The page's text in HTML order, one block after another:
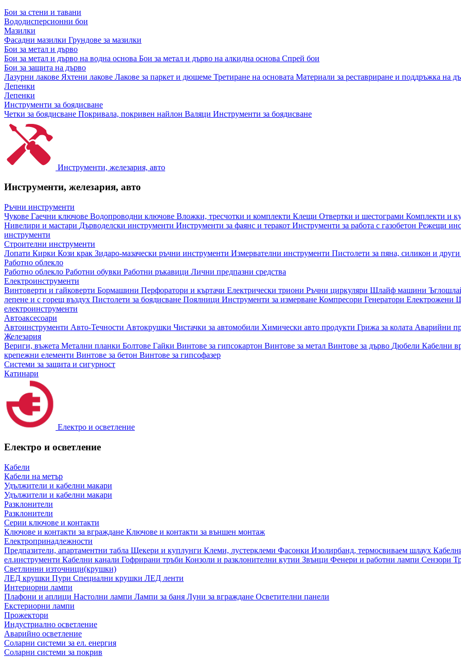
Бои за стени и тавани
Вододисперсионни бои
Мазилки
Фасадни мазилки Грундове за мазилки
Бои за метал и дърво
Бои за метал и дърво на водна основа Бои за метал и дърво на алкидна основа Спрей бои
Бои за защита на дърво
Лазурни лакове Яхтени лакове Лакове за паркет и дюшеме Третиране на основата Материали за реставриране и поддръжка на
Лепенки
Лепенки
Инструменти за боядисване
Четки за боядисване Покривала, покривен найлон Валяци Инструменти за боядисване
Инструменти, железария, авто
Инструменти, железария, авто
Ръчни инструменти
Чукове Гаечни ключове Водопроводни ключове Вложки, тресчотки и комплекти Клещи Отвертки и шестограми Комплекти и
Нивелири и мастари Дърводелски инструменти Инструменти за фаянс и теракот Инструменти за работа с газобетон Режещи
инструменти
Строителни инструменти
Лопати Кирки Кози крак Зидаро-мазачески ръчни инструменти Измервателни инструменти Пистолети за пяна, силикон и
Работно облекло
Работно облекло Работни обувки Работни ръкавици Лични предпазни средства
Електроинструменти
Винтоверти и гайковерти Бормашини Перфоратори и къртачи Електрически триони Ръчни циркуляри Шлайф машини
лепене и с горещ въздух Пистолети за боядисване Поялници Инструменти за измерване Компресори Генератори Електрожени
електроинструменти
Автоаксесоари
Автоинструменти Авто-Течности Автокрушки Чистачки за автомобили Химически авто продукти Грижа за колата Аварийни
Железария
Вериги, въжета Метални планки Болтове Гайки Винтове за гипсокартон Винтове за метал Винтове за дърво Дюбели Кабелни
крепежни елементи Винтове за бетон Винтове за гипсофазер
Системи за защита и сигурност
Катинари
Електро и осветление
Електро и осветление
Кабели
Кабели на метър
Удължители и кабелни макари
Удължители и кабелни макари
Разклонители
Разклонители
Серии ключове и контакти
Ключове и контакти за вграждане Ключове и контакти за външен монтаж
Електропринадлежности
Предпазители, апартаментни табла Щекери и куплунги Клеми, лустерклеми Фасонки Изолирбанд, термосвиваем шлаух
ел.инструменти Кабелни канали Гофрирани тръби Конзоли и разклонителни кутии Звънци Фенери и работни лампи Сензори
Светлинни източници(крушки)
ЛЕД крушки Пури Специални крушки ЛЕД ленти
Интериорни лампи
Плафони и аплици Настолни лампи Лампи за баня Луни за вграждане Осветителни панели
Екстериорни лампи
Прожектори
Индустриално осветление
Аварийно осветление
Соларни системи за ел. енергия
Соларни системи за покрив